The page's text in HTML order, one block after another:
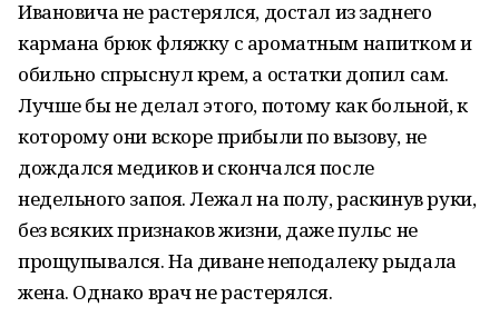
Ивановича не растерялся, достал из заднего
кармана брюк фляжку с ароматным напитком и
обильно спрыснул крем, а остатки допил сам.
Лучше бы не делал этого, потому как больной, к
которому они вскоре прибыли по вызову, не
дождался медиков и скончался после
недельного запоя. Лежал на полу, раскинув руки,
без всяких признаков жизни, даже пульс не
прощупывался. На диване неподалеку рыдала
жена. Однако врач не растерялся.